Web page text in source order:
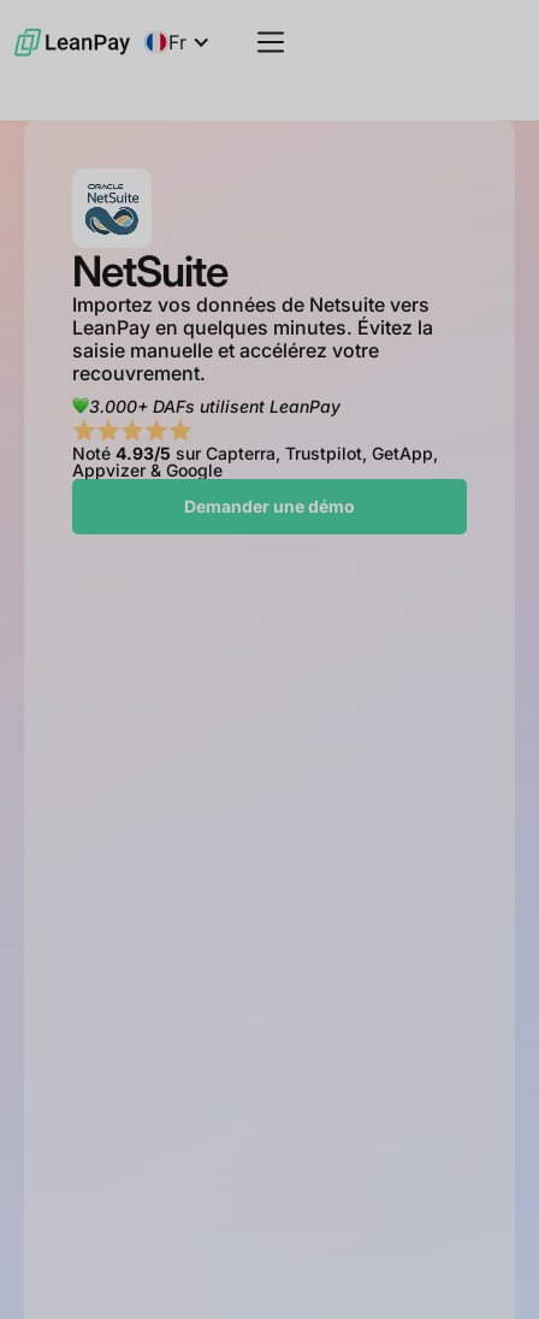
Fr
NetSuite
Importez vos données de Netsuite vers
LeanPay en quelques minutes. Évitez la
saisie manuelle et accélérez votre
recouvrement.
3.000+ DAFs utilisent LeanPay
Noté 4.93/5 sur Capterra, Trustpilot, GetApp,
Appvizer & Google
Demander une démo